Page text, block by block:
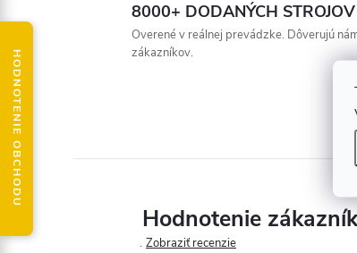
8000+ DODANÝCH STROJOV
Overené v reálnej prevádzke. Dôverujú
zákazníkov.
Hodnotenie
Zobraziť recenzie
HODNOTENIE OBCHODU